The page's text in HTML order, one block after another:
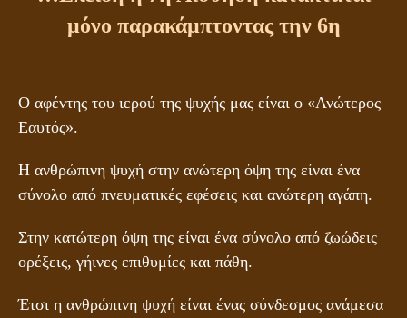
μόνο παρακάμπτοντας την 6η
Ο αφέντης του ιερού της ψυχής μας είναι ο «Ανώτερος
Εαυτός».
Η ανθρώπινη ψυχή στην ανώτερη όψη της είναι ένα
σύνολο από πνευματικές εφέσεις και ανώτερη αγάπη.
Στην κατώτερη όψη της είναι ένα σύνολο από ζωώδεις
ορέξεις, γήινες επιθυμίες και πάθη.
Έτσι η ανθρώπινη ψυχή είναι ένας σύνδεσμος ανάμεσα